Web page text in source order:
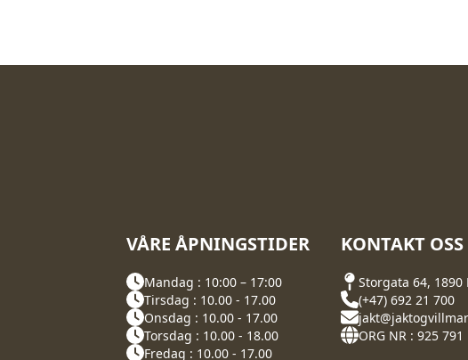
VÅRE ÅPNINGSTIDER
Mandag : 10:00 – 17:00
Tirsdag : 10.00 - 17.00
Onsdag : 10.00 - 17.00
Torsdag : 10.00 - 18.00
Fredag : 10.00 - 17.00
KONTAKT OSS
Storgata 64, 1890
(+47) 692 21 700
ORG NR : 925 791